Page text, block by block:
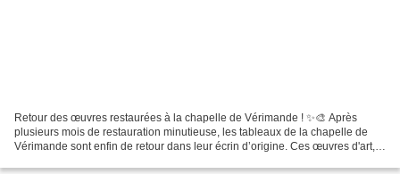
Retour des œuvres restaurées à la chapelle de Vérimande ! ✨🎨 Après
plusieurs mois de restauration minutieuse, les tableaux de la chapelle de
Vérimande sont enfin de retour dans leur écrin d’origine. Ces œuvres d'art,